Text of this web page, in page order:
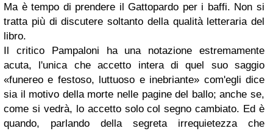
Ma è tempo di prendere il Gattopardo per i baffi. Non si
tratta più di discutere soltanto della qualità letteraria del
libro.
Il critico Pampaloni ha una notazione estremamente
acuta, l'unica che accetto intera di quel suo saggio
«funereo e festoso, luttuoso e inebriante» com'egli dice
sia il motivo della morte nelle pagine del ballo; anche se,
come si vedrà, lo accetto solo col segno cambiato. Ed è
quando, parlando della segreta irrequietezza che